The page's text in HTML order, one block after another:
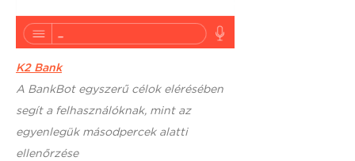
K2 Bank
A BankBot egyszerű célok elérésében
segít a felhasználóknak, mint az
egyenlegük másodpercek alatti
ellenőrzése